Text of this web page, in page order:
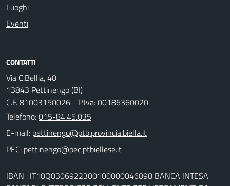
Luoghi
Eventi
CONTATTI
Via C.Bellia, 40
13843 Pettinengo (BI)
C.F. 81003150026 - P.Iva: 00186360020
Telefono:015-84.45.035
E-mail:
PEC:
IBAN : IT10Q0306922300100000046098 BANCA INTESA